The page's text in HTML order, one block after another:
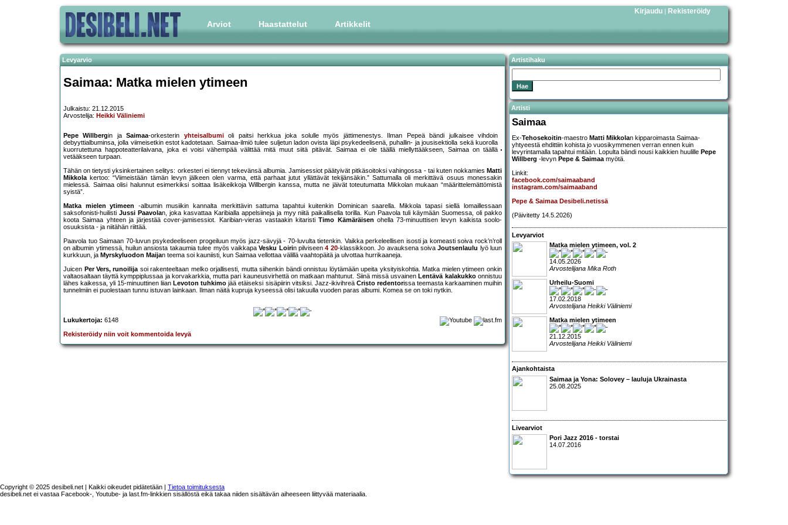
Arviot Haastattelut Artikkelit
Kirjaudu | Rekisteröidy
Levyarvio
Saimaa: Matka mielen ytimeen
Julkaistu: 21.12.2015
Arvostelija: Heikki Väliniemi
Pepe Willbergin jaSaimaa-orkesterin yhteisalbumioli paitsi herkkua joka solulle myös jättimenestys. Ilman Pepeä bändi julkaisee vihdoin
debyyttialbuminsa, jolla viimeisetkin estot kadotetaan. Saimaa-ilmiö tulee suljetun ladon ovista läpi psykedeelisenä, puhallin- ja jousisektiolla sekä kuorolla
kuorrutettuna happoteatterilaivana, joka ei voisi vähempää välittää mitä muut siitä pitävät. Saimaa ei ole täällä miellyttääkseen, Saimaa on täällä
vetääkseen turpaan.
Tähän on tietysti yksinkertainen selitys: orkesteri ei tiennyt tekevänsä albumia. Jamisessiot päätyivät pitkäsoitoksi vahingossa - tai kuten nokkamies Matti
Mikkolakertoo: “Viimeistään tämän levyn jälkeen olen varma, että parhaat jutut yllättävät tekijänsäkin.” Sattumalla oli merkittävä osuus monessakin
mielessä. Saimaa olisi halunnut esimerkiksi soittaa lisäkeikkoja Willbergin kanssa, mutta ne jäivät toteutumatta Mikkolan mukaan “määrittelemättömistä
syistä”.
Matka mielen ytimeen
-albumin musiikin kannalta merkittävin sattuma tapahtui kuitenkin Dominican saarella. Mikkola tapasi siellä lomaillessaan
saksofonisti-huilisti Jussi Paavolan, joka kasvattaa Karibialla appelsiineja ja myy niitä paikallisella torilla. Kun Paavola tuli käymään Suomessa, oli pakko
koota Saimaa yhteen ja järjestää cover-jamisessiot. Karibian-vieras vastaakin kitaristiTimo Kämäräisen ohella 73-minuuttisen levyn kaikista soolo-
osuuksista - ja niitähän riittää.
Paavola tuo Saimaan 70-luvun psykedeeliseen progeiluun myös jazz-sävyjä - 70-luvulta tietenkin. Vaikka perkeleellisen isosti ja komeasti soiva rock’n’roll
on albumin ytimessä, huilun ansiosta takaumia tulee myös vaikkapaVesku Loirin pilviseen4 20-klassikkoon. Jo avauksena soivaJoutsenlaulu lyö luun
kurkkuun, ja Myrskyluodon Maijan teema soi kauniisti, kun Saimaa vellottaa välillä vaahtopäitä ja ulvottaa hurrikaaneja.
Juicen Per Vers, runoilijasoi rakenteeltaan melko orjallisesti, mutta siihenkin bändi onnistuu löytämään upeita yksityiskohtia. Matka mielen ytimeen onkin
valtaosaltaan täyttä kymppiplussaa ja korvakarkkia, mutta pari kauneusvirhettä on matkaan mahtunut. Siinä missä usvainen Lentävä kalakukkoonnistuu
lähes kaikessa, yli 15-minuuttinen liian Levoton tuhkimo jää etäiseksi sisäpiirin vitsiksi. Jazz-ikivihreä Cristo redentorissa teemasta karkaaminen muihin
tunnelmiin ei puolestaan tunnu istuvan lainkaan. Ilman näitä kupruja kyseessä olisi takuulla vuoden paras albumi. Komea se on toki nytkin.
Lukukertoja: 6148
Rekisteröidy niin voit kommentoida levyä
Artistihaku
Artisti
Saimaa
Ex-Tehosekoitin-maestro Matti Mikkolan kipparoimasta Saimaa-
yhtyeestä ehdittiin kohista jo vuosikymmenen verran ennen kuin
levyrintamalla tapahtui mitään. Lopulta bändi nousi kaikkien huulille Pepe
Willberg -levyn Pepe & Saimaamyötä.
Linkit:
facebook.com/saimaaband
instagram.com/saimaaband
Pepe & Saimaa Desibeli.netissä
(Päivitetty 14.5.2026)
Levyarviot
Matka mielen ytimeen, vol. 2
14.05.2026
Arvostelijana Mika Roth
Urheilu-Suomi
17.02.2018
Arvostelijana Heikki Väliniemi
Matka mielen ytimeen
21.12.2015
Arvostelijana Heikki Väliniemi
Ajankohtaista
Saimaa ja Yona: Solovey – lauluja Ukrainasta
25.08.2025
Livearviot
Pori Jazz 2016 - torstai
14.07.2016
Copyright © 2025 desibeli.net | Kaikki oikeudet pidätetään | Tietoa toimituksesta
desibeli.net ei vastaa Facebook-, Youtube- ja last.fm-linkkien sisällöstä eikä takaa niiden sisältävän aiheeseen liittyvää materiaalia.